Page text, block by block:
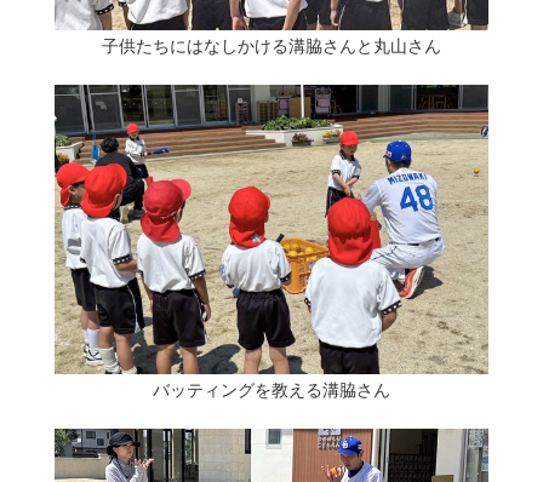
子供たちにはなしかける溝脇さんと丸山さん
バッティングを教える溝脇さん